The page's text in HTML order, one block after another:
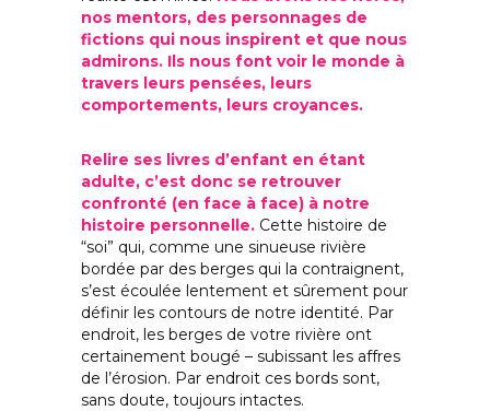
nos mentors, des personnages de
fictions qui nous inspirent et que nous
admirons. Ils nous font voir le monde à
travers leurs pensées, leurs
comportements, leurs croyances.
Relire ses livres d’enfant en étant
adulte, c’est donc se retrouver
confronté (en face à face) à notre
histoire personnelle. Cette histoire de
“soi” qui, comme une sinueuse rivière
bordée par des berges qui la contraignent,
s’est écoulée lentement et sûrement pour
définir les contours de notre identité. Par
endroit, les berges de votre rivière ont
certainement bougé – subissant les affres
de l’érosion. Par endroit ces bords sont,
sans doute, toujours intactes.